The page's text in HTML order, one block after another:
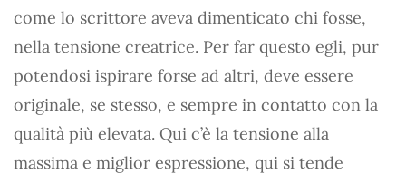
come lo scrittore aveva dimenticato chi fosse,
nella tensione creatrice. Per far questo egli, pur
potendosi ispirare forse ad altri, deve essere
originale, se stesso, e sempre in contatto con la
qualità più elevata. Qui c’è la tensione alla
massima e miglior espressione, qui si tende